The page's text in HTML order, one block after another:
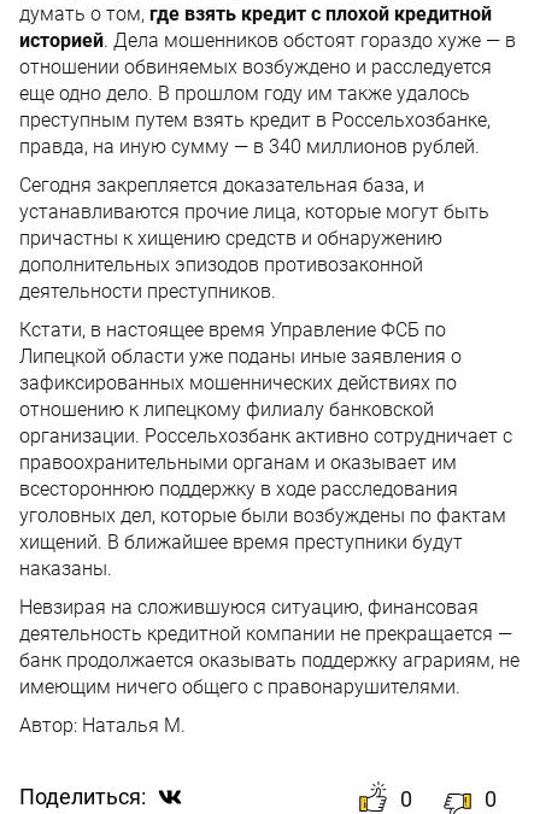
думать о том, где взять кредит с плохой кредитной
историей. Дела мошенников обстоят гораздо хуже — в
отношении обвиняемых возбуждено и расследуется
еще одно дело. В прошлом году им также удалось
преступным путем взять кредит в Россельхозбанке,
правда, на иную сумму — в 340 миллионов рублей.
Сегодня закрепляется доказательная база, и
устанавливаются прочие лица, которые могут быть
причастны к хищению средств и обнаружению
дополнительных эпизодов противозаконной
деятельности преступников.
Кстати, в настоящее время Управление ФСБ по
Липецкой области уже поданы иные заявления о
зафиксированных мошеннических действиях по
отношению к липецкому филиалу банковской
организации. Россельхозбанк активно сотрудничает с
правоохранительными органам и оказывает им
всестороннюю поддержку в ходе расследования
уголовных дел, которые были возбуждены по фактам
хищений. В ближайшее время преступники будут
наказаны.
Невзирая на сложившуюся ситуацию, финансовая
деятельность кредитной компании не прекращается —
банк продолжается оказывать поддержку аграриям, не
имеющим ничего общего с правонарушителями.
Автор: Наталья М.
Поделиться: 0 0